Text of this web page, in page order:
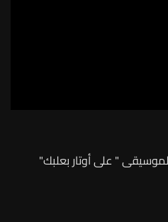
" على أوتار بعلبك"